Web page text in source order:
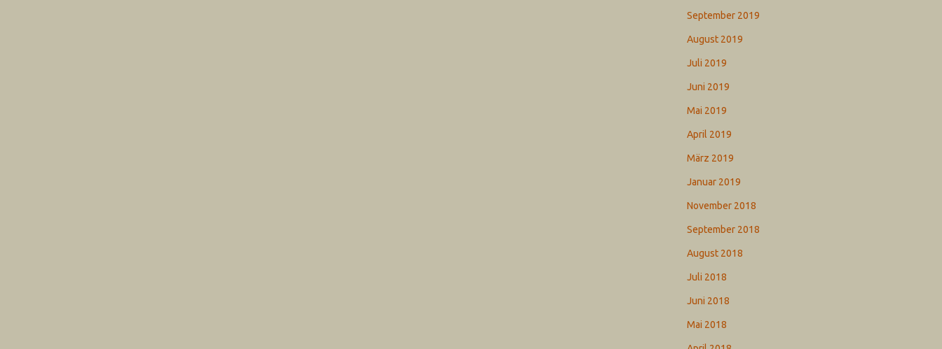
September 2019
August 2019
Juli 2019
Juni 2019
Mai 2019
April 2019
März 2019
Januar 2019
November 2018
September 2018
August 2018
Juli 2018
Juni 2018
Mai 2018